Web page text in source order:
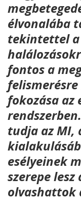
élvonalába
tekintettel
fontos a
fokozása az
tudja az MI,
esélyeinek
szerepe
olvashattok